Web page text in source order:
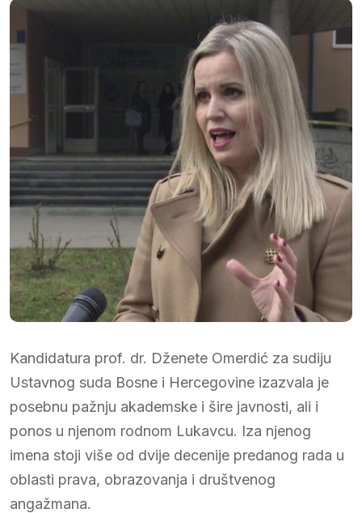
Kandidatura prof. dr. Dženete Omerdić za sudiju
Ustavnog suda Bosne i Hercegovine izazvala je
posebnu pažnju akademske i šire javnosti, ali i
ponos u njenom rodnom Lukavcu. Iza njenog
imena stoji više od dvije decenije predanog rada u
oblasti prava, obrazovanja i društvenog
angažmana.